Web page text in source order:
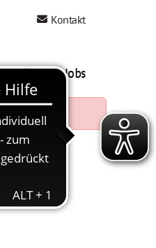
Kontakt
Mein AWO Jobs